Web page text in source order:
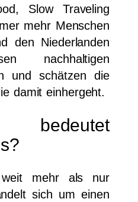
Slow Traveling
mehr Menschen
den Niederlanden
nachhaltigen
und schätzen die
damit einhergeht.
weit mehr als nur
sich um einen